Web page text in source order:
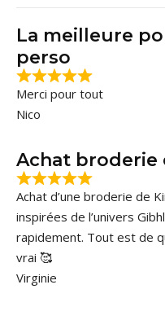
La meilleure
perso
Merci pour tout
Nico
Achat broderie
Achat d’une broderie de
inspirées de l’univers
rapidement. Tout est de
vrai 🥰
Virginie